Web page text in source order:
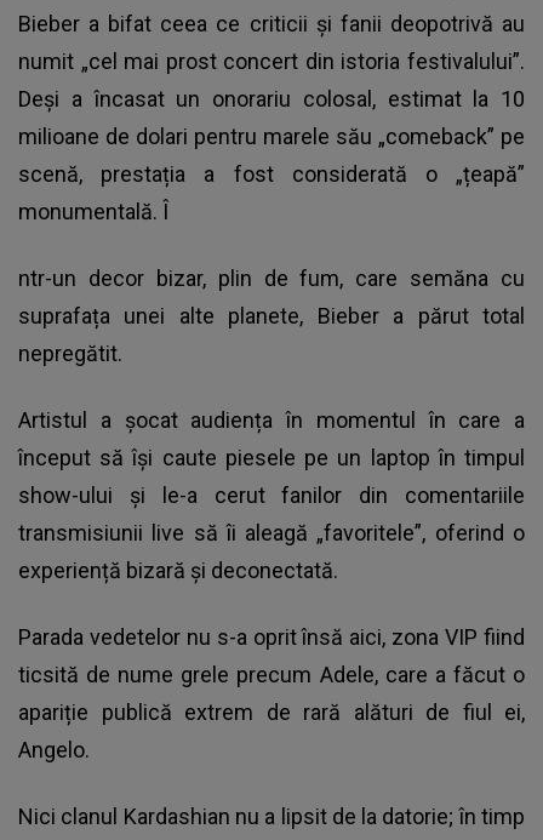
Bieber a bifat ceea ce criticii și fanii deopotrivă au
numit „cel mai prost concert din istoria festivalului”.
Deși a încasat un onorariu colosal, estimat la 10
milioane de dolari pentru marele său „comeback” pe
scenă, prestația a fost considerată o „țeapă”
monumentală. Î
ntr-un decor bizar, plin de fum, care semăna cu
suprafața unei alte planete, Bieber a părut total
nepregătit.
Artistul a șocat audiența în momentul în care a
început să își caute piesele pe un laptop în timpul
show-ului și le-a cerut fanilor din comentariile
transmisiunii live să îi aleagă „favoritele”, oferind o
experiență bizară și deconectată.
Parada vedetelor nu s-a oprit însă aici, zona VIP fiind
ticsită de nume grele precum Adele, care a făcut o
apariție publică extrem de rară alături de fiul ei,
Angelo.
Nici clanul Kardashian nu a lipsit de la datorie; în timp